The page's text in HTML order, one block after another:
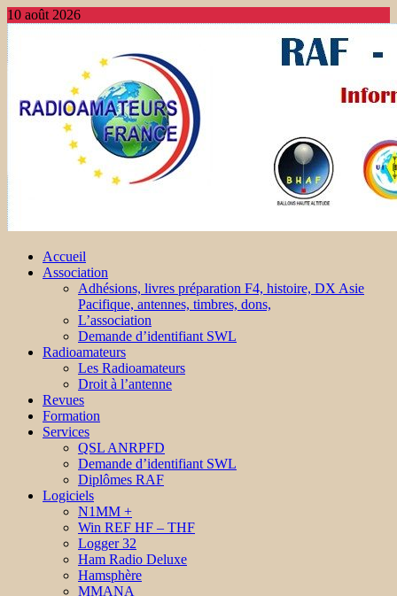
10 août 2026
Accueil
Association
Adhésions, livres préparation F4, histoire, DX Asie
Pacifique, antennes, timbres, dons,
L’association
Demande d’identifiant SWL
Radioamateurs
Les Radioamateurs
Droit à l’antenne
Revues
Formation
Services
QSL ANRPFD
Demande d’identifiant SWL
Diplômes RAF
Logiciels
N1MM +
Win REF HF – THF
Logger 32
Ham Radio Deluxe
Hamsphère
MMANA